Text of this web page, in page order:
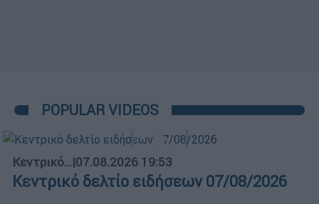
POPULAR VIDEOS
Κεντρικό...|07.08.2026 19:53
Κεντρικό δελτίο ειδήσεων 07/08/2026